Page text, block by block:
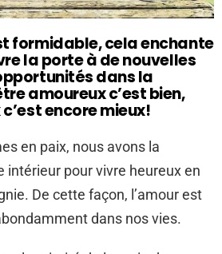
formidable, cela enchante
la porte à de nouvelles
dans la
amoureux c’est bien,
encore mieux!
en paix, nous avons la
intérieur pour vivre heureux en
De cette façon, l’amour est
dans nos vies.